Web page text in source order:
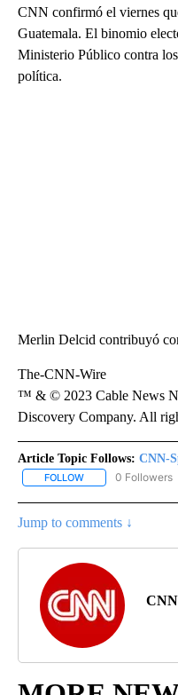
CNN confirmó el viernes
Guatemala. El binomio
Ministerio Público contra
política.
Merlin Delcid contribuyó
The-CNN-Wire
™ & © 2023 Cable News
Discovery Company. All
Article Topic Follows: CNN-
FOLLOW FOLLOW "CNN-
0 Followers
Jump to comments ↓